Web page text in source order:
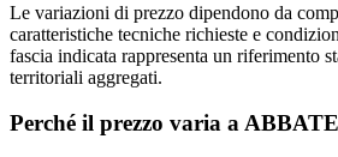
Le variazioni di prezzo dipendono da
caratteristiche tecniche richieste e
fascia indicata rappresenta un riferimento
territoriali aggregati.
Perché il prezzo varia a